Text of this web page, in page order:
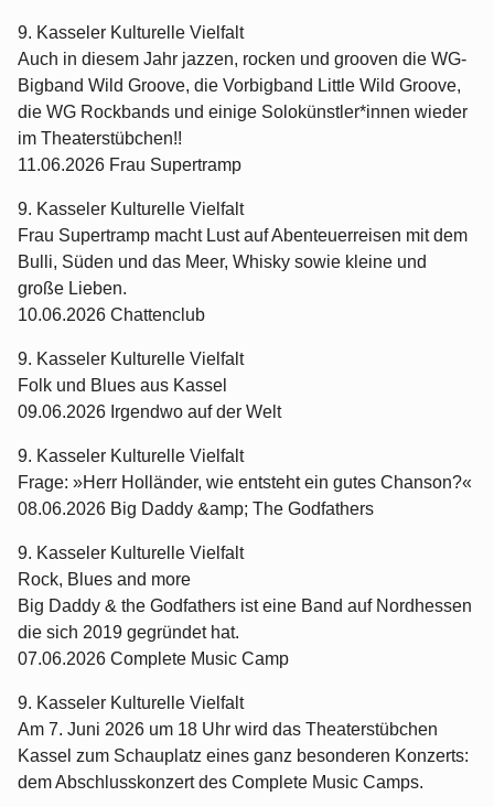
9. Kasseler Kulturelle Vielfalt
Auch in diesem Jahr jazzen, rocken und grooven die WG-
Bigband Wild Groove, die Vorbigband Little Wild Groove,
die WG Rockbands und einige Solokünstler*innen wieder
im Theaterstübchen!!
11.06.2026 Frau Supertramp
9. Kasseler Kulturelle Vielfalt
Frau Supertramp macht Lust auf Abenteuerreisen mit dem
Bulli, Süden und das Meer, Whisky sowie kleine und
große Lieben.
10.06.2026 Chattenclub
9. Kasseler Kulturelle Vielfalt
Folk und Blues aus Kassel
09.06.2026 Irgendwo auf der Welt
9. Kasseler Kulturelle Vielfalt
Frage: »Herr Holländer, wie entsteht ein gutes Chanson?«
08.06.2026 Big Daddy &amp; The Godfathers
9. Kasseler Kulturelle Vielfalt
Rock, Blues and more
Big Daddy & the Godfathers ist eine Band auf Nordhessen
die sich 2019 gegründet hat.
07.06.2026 Complete Music Camp
9. Kasseler Kulturelle Vielfalt
Am 7. Juni 2026 um 18 Uhr wird das Theaterstübchen
Kassel zum Schauplatz eines ganz besonderen Konzerts:
dem Abschlusskonzert des Complete Music Camps.